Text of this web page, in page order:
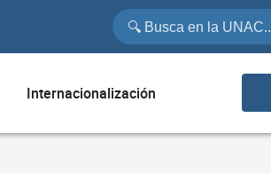
Internacionalización